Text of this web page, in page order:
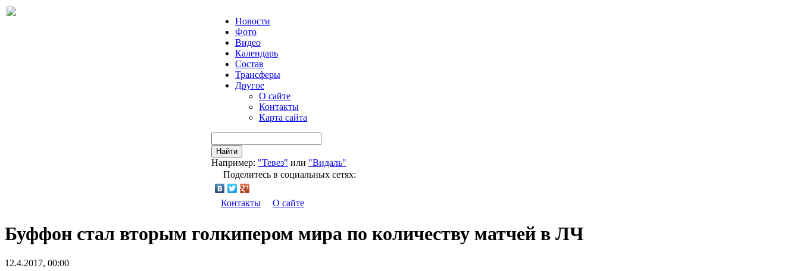
Новости
Фото
Видео
Календарь
Состав
Трансферы
Другое
О сайте
Контакты
Карта сайта
Найти
Например: "Тевез" или "Видаль"
Поделитесь в социальных сетях:
Контакты О сайте
Буффон стал вторым голкипером мира по количеству матчей в ЛЧ
12.4.2017, 00:00